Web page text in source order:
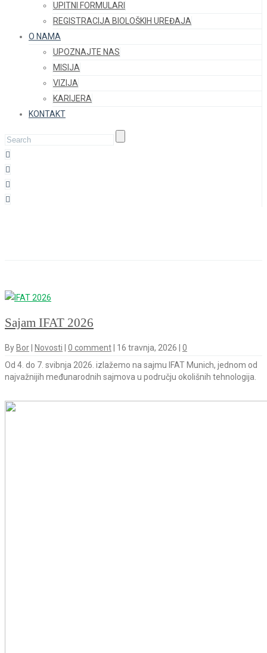
UPITNI FORMULARI
REGISTRACIJA BIOLOŠKIH UREĐAJA
O NAMA
UPOZNAJTE NAS
MISIJA
VIZIJA
KARIJERA
KONTAKT
Sajam IFAT 2026
By Bor Novosti 0 comment 16 travnja, 2026
0
Od 4. do 7. svibnja 2026. izlažemo na sajmu IFAT Munich, jednom od
najvažnijih međunarodnih sajmova u području okolišnih tehnologija.